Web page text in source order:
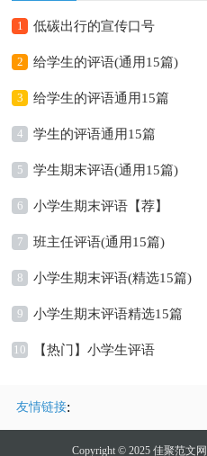
1 低碳出行的宣传口号
2 给学生的评语(通用15篇)
3 给学生的评语通用15篇
4 学生的评语通用15篇
5 学生期末评语(通用15篇)
6 小学生期末评语【荐】
7 班主任评语(通用15篇)
8 小学生期末评语(精选15篇)
9 小学生期末评语精选15篇
10 【热门】小学生评语
友情链接:
Copyright © 2025佳聚范文网